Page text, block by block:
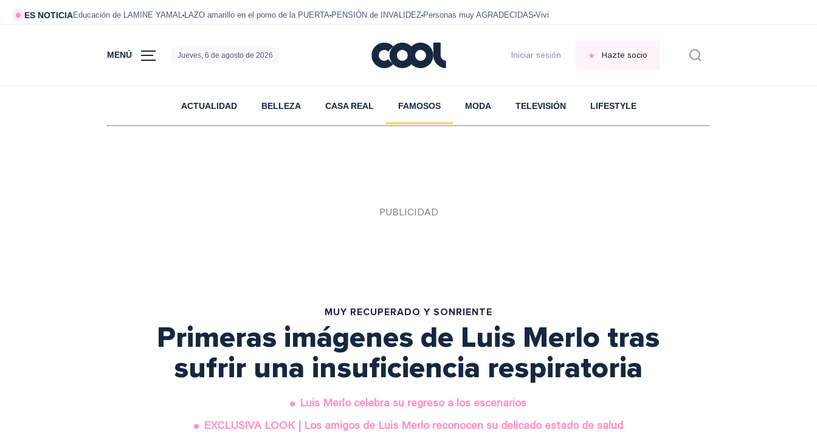
ES NOTICIAEducación de LAMINE YAMAL LAZO amarillo en el pomo de la PUERTA PENSIÓN de INVALIDEZ Personas muy AGRADECIDAS Vivir GRATIS en una ISLA en GRECIA
MENÚ Jueves, 6 de agosto de 2026 Iniciar sesión Hazte socio
ACTUALIDAD BELLEZA CASA REAL FAMOSOS MODA TELEVISIÓN LIFESTYLE
MUY RECUPERADO Y SONRIENTE
Primeras imágenes de Luis Merlo tras
sufrir una insuficiencia respiratoria
Luis Merlo celebra su regreso a los escenarios
EXCLUSIVA LOOK | Los amigos de Luis Merlo reconocen su delicado estado de salud